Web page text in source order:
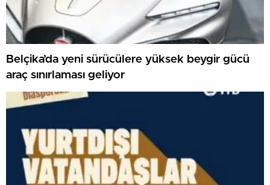
Belçika’da yeni sürücülere yüksek beygir gücü
araç sınırlaması geliyor